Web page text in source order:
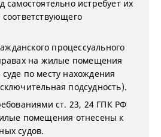
самостоятельно истребует их
процессуального
на жилые помещения
по месту нахождения
подсудность).
ст. 23, 24 ГПК РФ
помещения отнесены к
судов.